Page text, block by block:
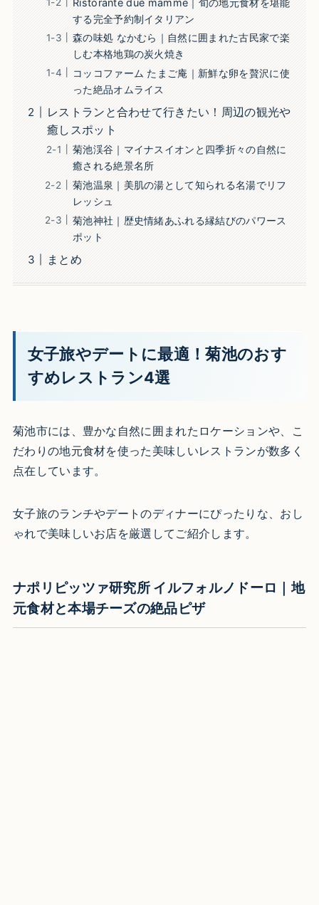
する完全予約制イタリアン
森の味処 なかむら｜自然に囲まれた古民家で楽
しむ本格地鶏の炭火焼き
コッコファーム たまご庵｜新鮮な卵を贅沢に使
った絶品オムライス
レストランと合わせて行きたい！周辺の観光や
癒しスポット
菊池渓谷｜マイナスイオンと四季折々の自然に
癒される絶景名所
菊池温泉｜美肌の湯として知られる名湯でリフ
レッシュ
菊池神社｜歴史情緒あふれる縁結びのパワース
ポット
まとめ
女子旅やデートに最適！菊池のおす
すめレストラン4選
菊池市には、豊かな自然に囲まれたロケーションや、こ
だわりの地元食材を使った美味しいレストランが数多く
点在しています。
女子旅のランチやデートのディナーにぴったりな、おし
ゃれで美味しいお店を厳選してご紹介します。
ナポリピッツァ研究所 イルフォルノドーロ｜地
元食材と本場チーズの絶品ピザ